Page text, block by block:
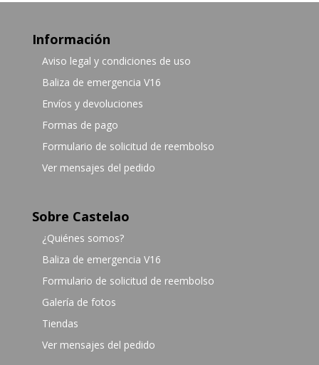
Información
Aviso legal y condiciones de uso
Baliza de emergencia V16
Envíos y devoluciones
Formas de pago
Formulario de solicitud de reembolso
Ver mensajes del pedido
Sobre Castelao
¿Quiénes somos?
Baliza de emergencia V16
Formulario de solicitud de reembolso
Galería de fotos
Tiendas
Ver mensajes del pedido